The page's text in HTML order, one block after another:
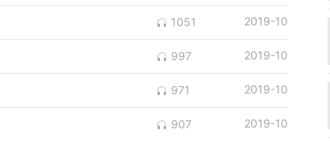
1051 2019-10
997 2019-10
971 2019-10
907 2019-10